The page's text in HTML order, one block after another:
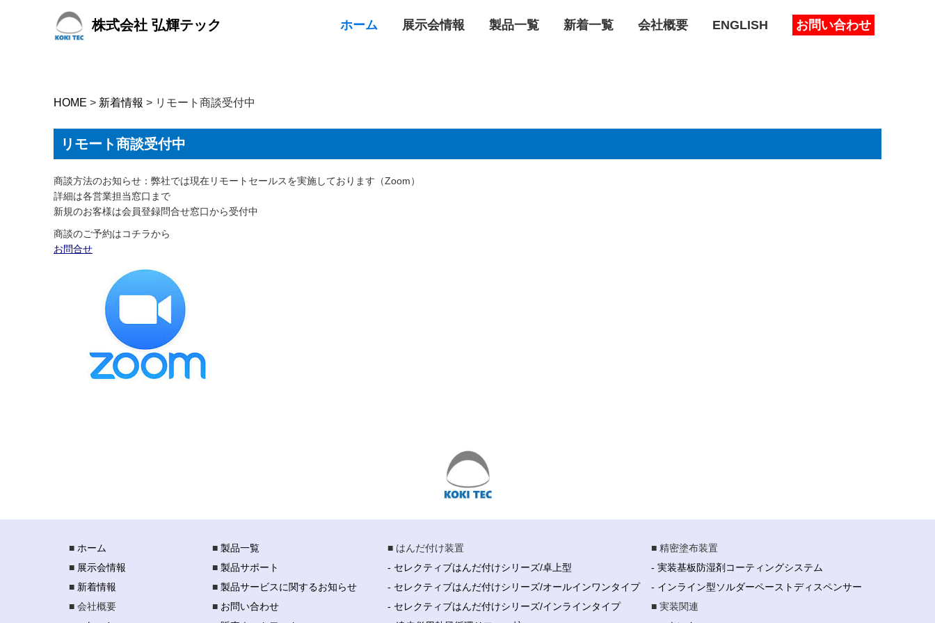
株式会社 弘輝テック
セ
レ
ィ
は
ん
だ
付
装
ホーム 展示会情報 製品一覧 新着一覧 会社概要 ENGLISH お問い合わせ
HOME > 新着情報 > リモート商談受付中
リモート商談受付中
商談方法のお知らせ：弊社では現在リモートセールスを実施しております（Zoom）
詳細は各営業担当窓口まで
新規のお客様は会員登録問合せ窓口から受付中
商談のご予約はコチラから
お問合せ
■ ホーム
■ 展示会情報
■ 新着情報
■ 会社概要
■製品一覧
■製品サポート
■製品サービスに関するお知らせ
■ お問い合わせ
■ はんだ付け装置
- セレクティブはんだ付けシリーズ/卓上型
- セレクティブはんだ付けシリーズ/オールインワンタイプ
- セレクティブはんだ付けシリーズ/インラインタイプ
■ 精密塗布装置
- 実装基板防湿剤コーティングシステム
- インライン型ソルダーペーストディスペンサー
■ 実装関連